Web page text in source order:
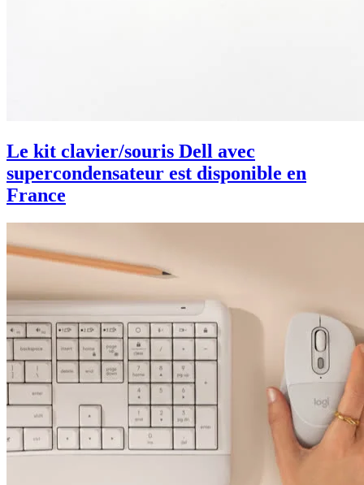
Le kit clavier/souris Dell avec
supercondensateur est disponible en
France